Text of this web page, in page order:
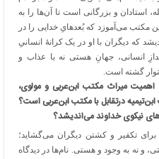
استادان و بزرگانی است تا آن‌ها را به
مکتب می‌آموزد که بُعدهایِ خدایی را در
که دیگران با او در یک کرانهٔ انسانیِ
انسانی، جهانِ هستی نه با عذاب و
گشته است.
اهمیت میراث مکتب ابن‌عربی و مولوی،
درتقابل با مکتب ابن‌عربی است؟
نیکوی خداوند می‌اندیشد؟
تکفیر و کشتن دیگران می‌گشاید؛
و نه به وجود و هستی. نام‌ها در دیدگاه